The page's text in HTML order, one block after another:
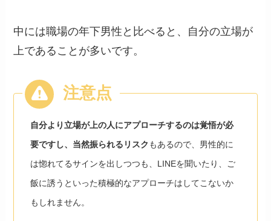
中には職場の年下男性と比べると、自分の立場が
上であることが多いです。
自分より立場が上の人にアプローチするのは覚悟が必
要ですし、当然振られるリスク もあるので、男性的に
は惚れてるサインを出しつつも、LINEを聞いたり、ご
飯に誘うといった積極的なアプローチはしてこないか
もしれません。